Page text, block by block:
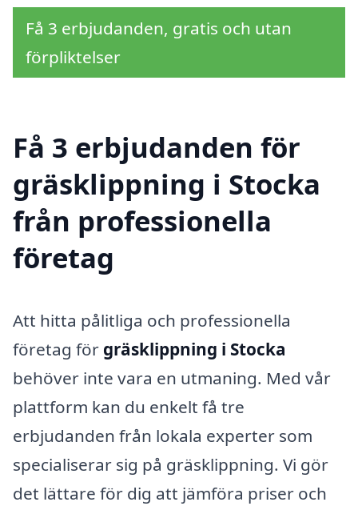
Få 3 erbjudanden, gratis och utan
förpliktelser
Få 3 erbjudanden för
gräsklippning i Stocka
från professionella
företag
Att hitta pålitliga och professionella
företag för gräsklippning i Stocka
behöver inte vara en utmaning. Med vår
plattform kan du enkelt få tre
erbjudanden från lokala experter som
specialiserar sig på gräsklippning. Vi gör
det lättare för dig att jämföra priser och